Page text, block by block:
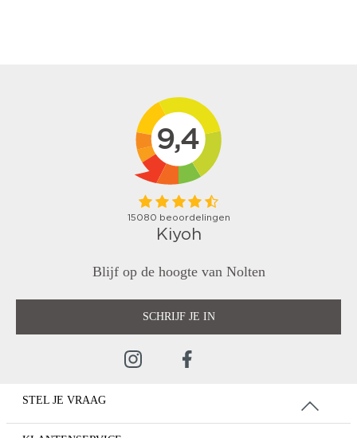
Blijf op de hoogte van Nolten
SCHRIJF JE IN
STEL JE VRAAG